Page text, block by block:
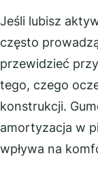
Jeśli lubisz
często
przewidzieć
tego, czego
konstrukcji.
amortyzacja w
wpływa na